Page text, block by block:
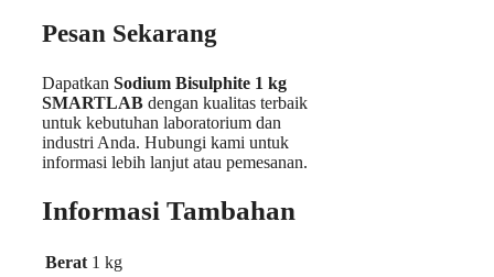
Pesan Sekarang
Dapatkan Sodium Bisulphite 1 kg
SMARTLAB dengan kualitas terbaik
untuk kebutuhan laboratorium dan
industri Anda. Hubungi kami untuk
informasi lebih lanjut atau pemesanan.
Informasi Tambahan
Berat 1 kg